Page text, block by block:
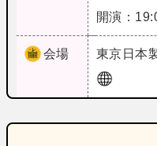
開演：
会場 東京 日本